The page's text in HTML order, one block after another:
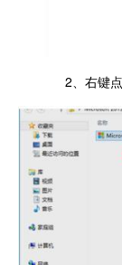
2、右键点